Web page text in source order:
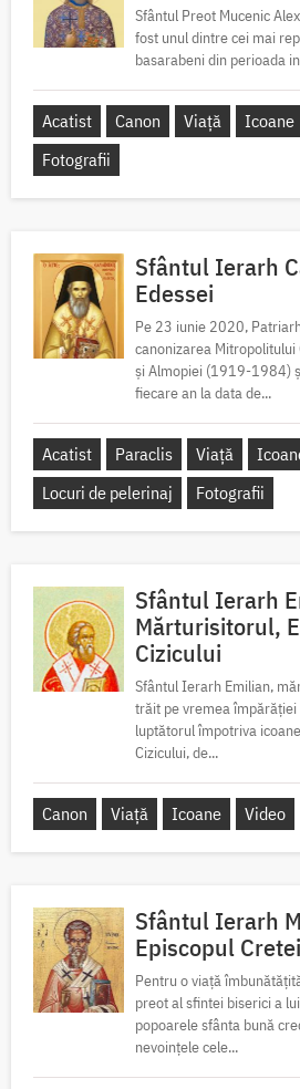
Sfântul Preot Mucenic
fost unul dintre cei mai
basarabeni din perioada
Acatist Canon Viață Icoane
Fotografii
Sfântul Ierarh
Edessei
Pe 23 iunie 2020,
canonizarea Mitropolitului
și Almopiei (1919-1984)
fiecare an la data de...
Acatist Paraclis Viață
Locuri de pelerinaj
Fotografii
Sfântul Ierarh
Mărturisitorul,
Cizicului
Sfântul Ierarh Emilian,
trăit pe vremea împărăției
luptătorul împotriva
Cizicului, de...
Canon Viață Icoane Video
Sfântul Ierarh
Episcopul Cretei
Pentru o viață
preot al sfintei biserici a
popoarele sfânta bună
nevoințele cele...